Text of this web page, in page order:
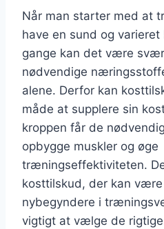
Når man starter med at
have en sund og varieret
gange kan det være
nødvendige
alene. Derfor kan
måde at supplere sin
kroppen får de
opbygge muskler og øge
træningseffektiviteten.
kosttilskud, der kan
nybegyndere i
vigtigt at vælge de